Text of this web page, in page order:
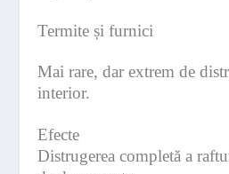
Termite și furnici
Mai rare, dar extrem de
interior.
Efecte
Distrugerea completă a